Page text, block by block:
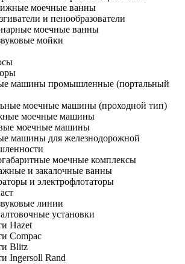
моечные ванны
и пенообразователи
моечные ванны
мойки
машины промышленные (портальный
моечные машины (проходной тип)
моечные машины
моечные машины
машины для железнодорожной
моечные комплексы
и закалочные ванны
и электрофлотаторы
линии
установки
Hazet
Compac
Blitz
Ingersoll Rand